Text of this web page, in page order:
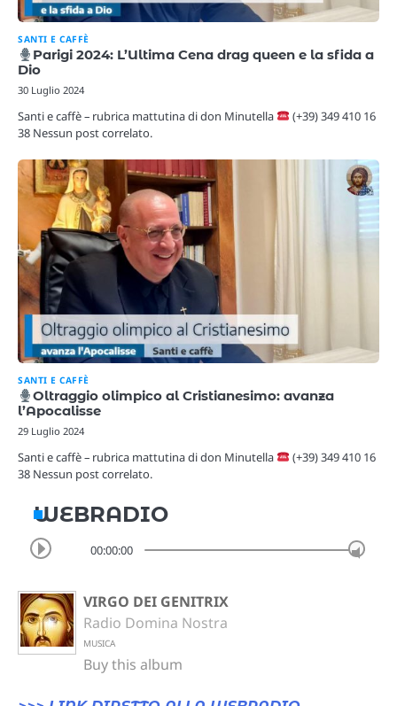
SANTI E CAFFÈ
Parigi 2024: L’Ultima Cena drag queen e la sfida a
Dio
30 Luglio 2024
Santi e caffè – rubrica mattutina di don Minutella
(+39) 349 410 16
38 Nessun post correlato.
SANTI E CAFFÈ
Oltraggio olimpico al Cristianesimo: avanza
l’Apocalisse
29 Luglio 2024
Santi e caffè – rubrica mattutina di don Minutella
(+39) 349 410 16
38 Nessun post correlato.
WEBRADIO
00:00:00
VIRGO DEI GENITRIX
Radio Domina Nostra
MUSICA
Buy this album